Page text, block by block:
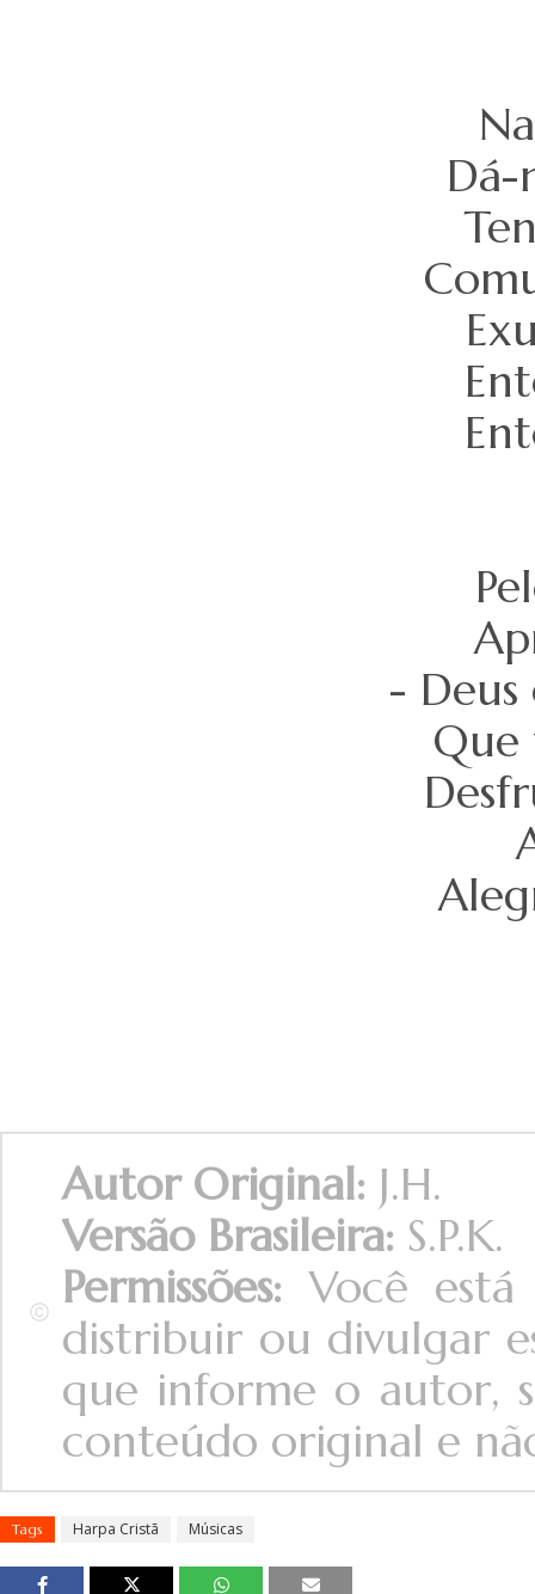
Dá-
-
Que
Autor Original: J.H.
Versão Brasileira: S.P.K.
Permissões:Você
distribuir ou divulgar
que informe o autor,
conteúdo original e
Tags Harpa Cristã Músicas